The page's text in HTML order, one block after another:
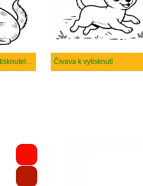
Nakreslete Čivava tisknutelné pro děti Čivava k vytisknutí